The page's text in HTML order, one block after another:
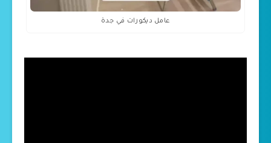
عامل ديكورات في جدة